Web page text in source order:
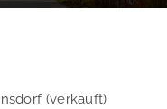
(verkauft)